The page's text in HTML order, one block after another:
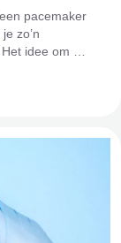
pacemaker
zo’n
idee om na